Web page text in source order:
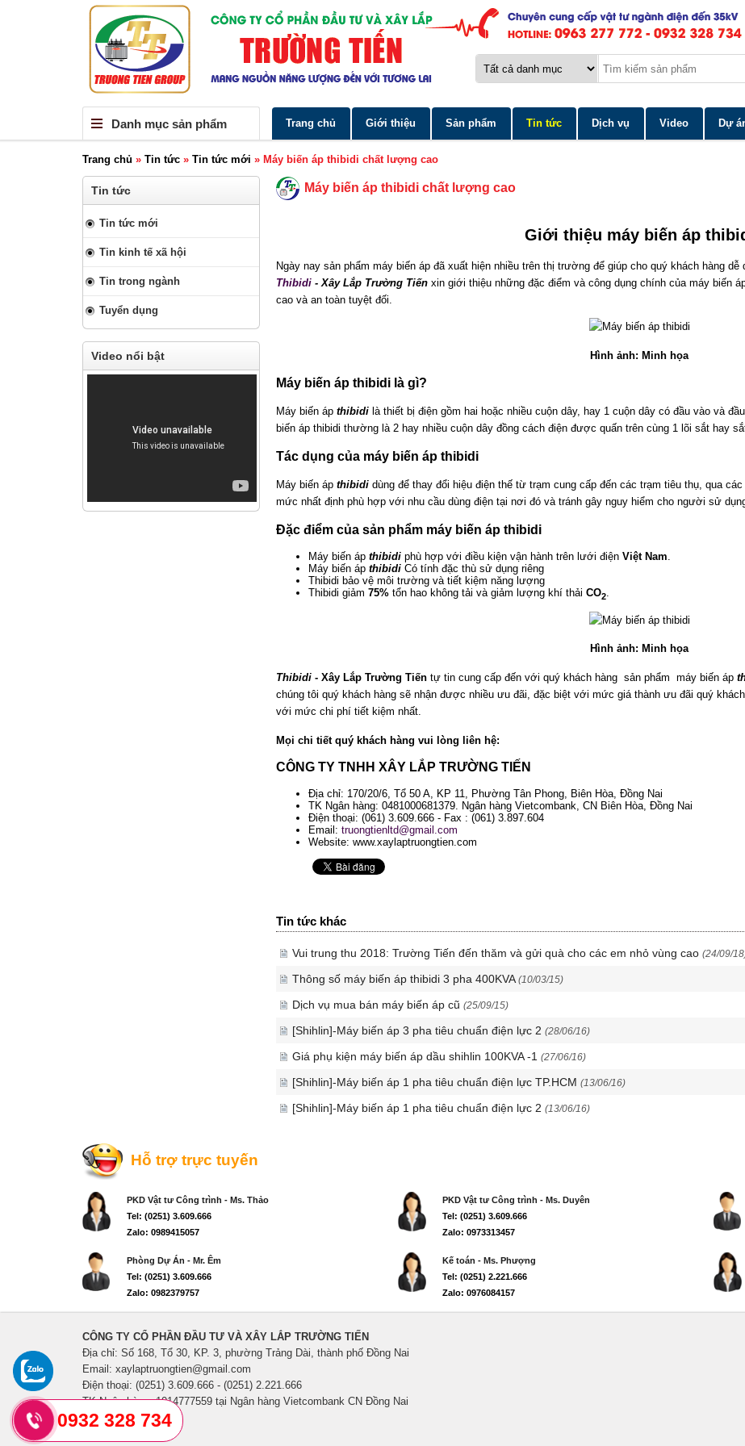
Danh mục sản phẩm Trang chủ Giới thiệu Sản phẩm Tin tức Dịch vụ Video Dự
Trang chủ » Tin tức » Tin tức mới » Máy biến áp thibidi chất lượng cao
Tin tức
Tin tức mới
Tin kinh tế xã hội
Tin trong ngành
Tuyển dụng
Video nổi bật
Máy biến áp thibidi chất lượng cao
Giới thiệu máy biến áp
Ngày nay sản phẩm máy biến áp đã xuất hiện nhiều trên thị trường để giúp cho quý khách hàng
Thibidi - Xây Lắp Trường Tiến xin giới thiệu những đặc điểm và công dụng chính của máy biến
cao và an toàn tuyệt đối.
Hình ảnh: Minh họa
Máy biến áp thibidi là gì?
Máy biến áp thibidi là thiết bị điện gồm hai hoặc nhiều cuộn dây, hay 1 cuộn dây có đầu vào và
biến áp thibidi thường là 2 hay nhiều cuộn dây đồng cách điện được quấn trên cùng 1 lõi sắt hay
Tác dụng của máy biến áp thibidi
Máy biến áp thibidi dùng để thay đổi hiệu điện thế từ trạm cung cấp đến các trạm tiêu thụ, qua
mức nhất định phù hợp với nhu cầu dùng điện tại nơi đó và tránh gây nguy hiểm cho người sử
Đặc điểm của sản phẩm máy biến áp thibidi
Máy biến áp thibidi phù hợp với điều kiện vận hành trên lưới điện Việt Nam
Máy biến áp thibidi Có tính đặc thù sử dụng riêng
Thibidi bảo vệ môi trường và tiết kiệm năng lượng
Thibidi giảm 75% tổn hao không tải và giảm lượng khí thải CO2
Hình ảnh: Minh họa
Thibidi - Xây Lắp Trường Tiến tự tin cung cấp đến với quý khách hàng sản phẩm máy biến áp
chúng tôi quý khách hàng sẽ nhận được nhiều ưu đãi, đặc biệt với mức giá thành ưu đãi quý
với mức chi phí tiết kiệm nhất.
Mọi chi tiết quý khách hàng vui lòng liên hệ:
CÔNG TY TNHH XÂY LẮP TRƯỜNG TIẾN
Địa chỉ: 170/20/6, Tổ 50 A, KP 11, Phường Tân Phong, Biên Hòa, Đồng Nai
TK Ngân hàng: 0481000681379. Ngân hàng Vietcombank, CN Biên Hòa, Đồng Nai
Điện thoại: (061) 3.609.666 - Fax : (061) 3.897.604
Email: truongtienltd@gmail.com
Website: www.xaylaptruongtien.com
Tin tức khác
Vui trung thu 2018: Trường Tiến đến thăm và gửi quà cho các em nhỏ vùng cao (24/09/
Thông số máy biến áp thibidi 3 pha 400KVA(10/03/15)
Dịch vụ mua bán máy biến áp cũ (25/09/15)
[Shihlin]-Máy biến áp 3 pha tiêu chuẩn điện lực 2 (28/06/16)
Giá phụ kiện máy biến áp dầu shihlin 100KVA -1 (27/06/16)
[Shihlin]-Máy biến áp 1 pha tiêu chuẩn điện lực TP.HCM (13/06/16)
[Shihlin]-Máy biến áp 1 pha tiêu chuẩn điện lực 2 (13/06/16)
Hỗ trợ trực tuyến
PKD Vật tư Công trình - Ms. Thảo
Tel: (0251) 3.609.666
Zalo: 0989415057
PKD Vật tư Công trình - Ms. Duyên
Tel: (0251) 3.609.666
Zalo: 0973313457
Phòng Dự Án - Mr. Êm
Tel: (0251) 3.609.666
Zalo: 0982379757
Kế toán - Ms. Phượng
Tel: (0251) 2.221.666
Zalo: 0976084157
CÔNG TY CỔ PHẦN ĐẦU TƯ VÀ XÂY LẮP TRƯỜNG TIẾN
Địa chỉ: Số 168, Tổ 30, KP. 3, phường Trảng Dài, thành phố Đồng Nai
Email: xaylaptruongtien@gmail.com
Điện thoại: (0251) 3.609.666 - (0251) 2.221.666
TK Ngân hàng: 1014777559 tại Ngân hàng Vietcombank CN Đồng Nai
0932 328 734